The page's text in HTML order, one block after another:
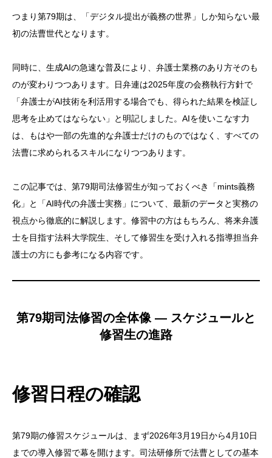
つまり第79期は、「デジタル提出が義務の世界」しか知らない最
初の法曹世代となります。
同時に、生成AIの急速な普及により、弁護士業務のあり方そのも
のが変わりつつあります。日弁連は2025年度の会務執行方針で
「弁護士がAI技術を利活用する場合でも、得られた結果を検証し
思考を止めてはならない」と明記しました。AIを使いこなす力
は、もはや一部の先進的な弁護士だけのものではなく、すべての
法曹に求められるスキルになりつつあります。
この記事では、第79期司法修習生が知っておくべき「mints義務
化」と「AI時代の弁護士実務」について、最新のデータと実務の
視点から徹底的に解説します。修習中の方はもちろん、将来弁護
士を目指す法科大学院生、そして修習生を受け入れる指導担当弁
護士の方にも参考になる内容です。
第79期司法修習の全体像 — スケジュールと
修習生の進路
修習日程の確認
第79期の修習スケジュールは、まず2026年3月19日から4月10日
までの導入修習で幕を開けます。司法研修所で法曹としての基本